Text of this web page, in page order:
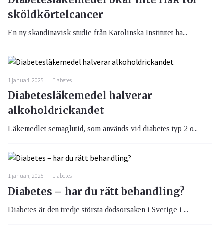
sköldkörtelcancer
En ny skandinavisk studie från Karolinska Institutet ha...
1 januari, 2025 Diabetes
Diabetesläkemedel halverar
alkoholdrickandet
Läkemedlet semaglutid, som används vid diabetes typ 2 o...
1 januari, 2025 Diabetes
Diabetes – har du rätt behandling?
Diabetes är den tredje största dödsorsaken i Sverige i ...